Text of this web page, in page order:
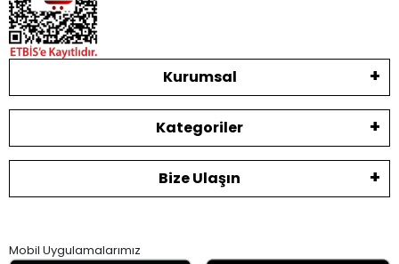
Kurumsal
Kategoriler
Bize Ulaşın
Mobil Uygulamalarımız